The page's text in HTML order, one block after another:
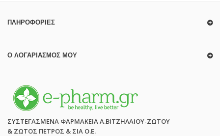
ΠΛΗΡΟΦΟΡΊΕΣ
Ο ΛΟΓΑΡΙΑΣΜΌΣ ΜΟΥ
ΣΥΣΤΕΓΑΣΜΕΝΑ ΦΑΡΜΑΚΕΙΑ Α.ΒΙΤΖΗΛΑΙΟΥ-ΖΩΤΟΥ
& ΖΩΤΟΣ ΠΕΤΡΟΣ & ΣΙΑ Ο.Ε.